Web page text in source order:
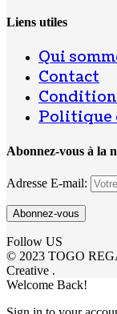
Liens utiles
Qui
Contact
Politique
Abonnez-vous à la
Adresse E-mail:
Follow US
© 2023 TOGO
Creative .
Welcome Back!